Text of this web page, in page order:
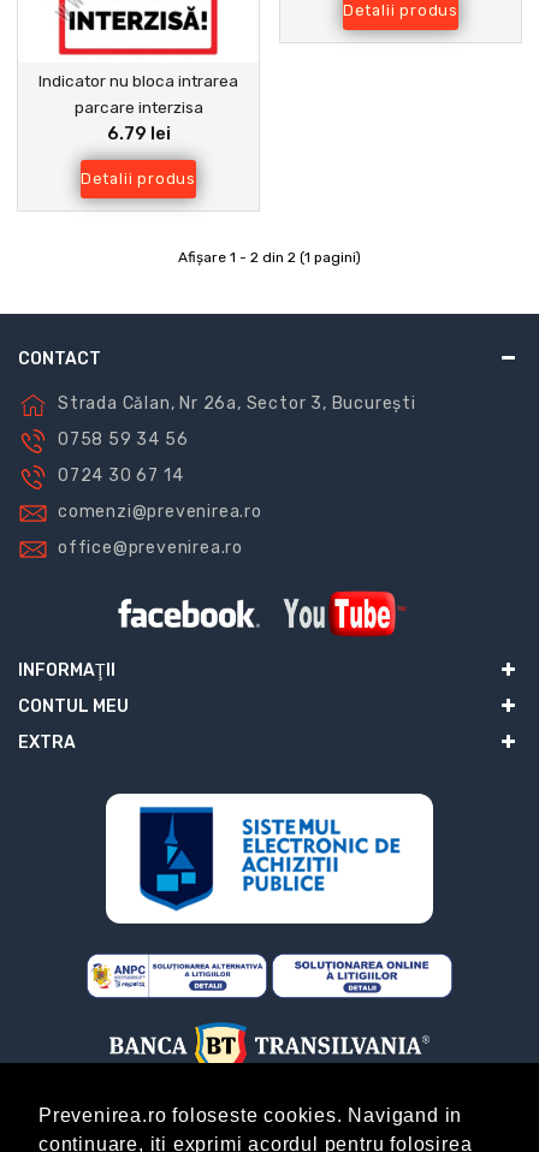
Prevenirea.ro foloseste cookies. Navigand in
continuare, iti exprimi acordul pentru folosirea
Indicator nu bloca intrarea
parcare interzisa
6.79 lei
Detalii produs
Detalii produs
Afişare 1 - 2 din 2 (1 pagini)
CONTACT
Strada Călan, Nr 26a, Sector 3, București
0758 59 34 56
0724 30 67 14
comenzi@prevenirea.ro
office@prevenirea.ro
INFORMAŢII
CONTUL MEU
EXTRA